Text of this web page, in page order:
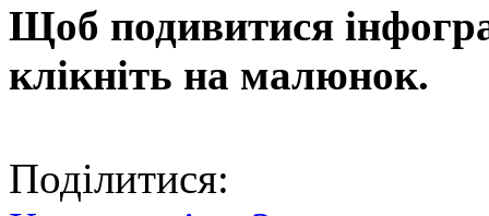
Щоб подивитися
клікніть на малюнок.
Поділитися: